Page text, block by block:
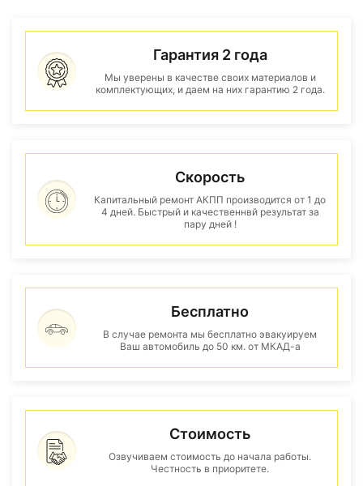
Гарантия 2 года
Мы уверены в качестве своих материалов и
комплектующих, и даем на них гарантию 2 года.
Скорость
Капитальный ремонт АКПП производится от 1 до
4 дней. Быстрый и качественнвй результат за
пару дней !
Бесплатно
В случае ремонта мы бесплатно эвакуируем
Ваш автомобиль до 50 км. от МКАД-а
Стоимость
Озвучиваем стоимость до начала работы.
Честность в приоритете.